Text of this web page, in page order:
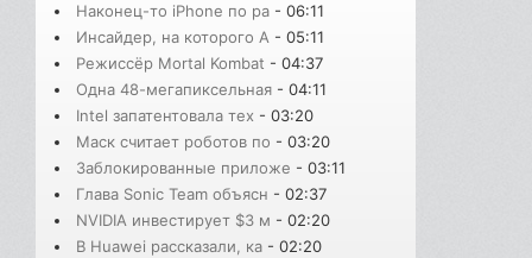
Наконец-то iPhone по ра - 06:11
Инсайдер, на которого A - 05:11
Режиссёр Mortal Kombat - 04:37
Одна 48-мегапиксельная - 04:11
Intel запатентовала тех - 03:20
Маск считает роботов по - 03:20
Заблокированные приложе - 03:11
Глава Sonic Team объясн - 02:37
NVIDIA инвестирует $3 м - 02:20
В Huawei рассказали, ка - 02:20